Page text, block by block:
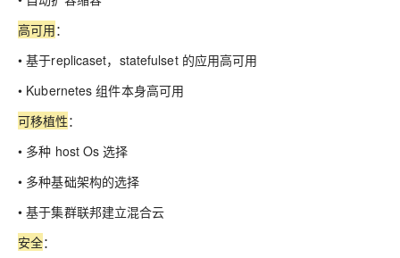
高可用：
• 基于replicaset，statefulset 的应用高可用
• Kubernetes 组件本身高可用
可移植性：
• 多种 host Os 选择
• 多种基础架构的选择
• 基于集群联邦建立混合云
安全：